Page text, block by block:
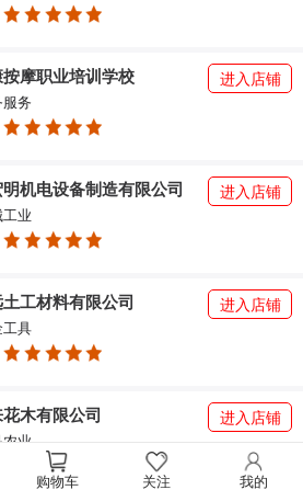
摩职业培训学校
务
进入店铺
机电设备制造有限公司
业
进入店铺
工材料有限公司
具
进入店铺
木有限公司
业
进入店铺
购物车 关注 我的